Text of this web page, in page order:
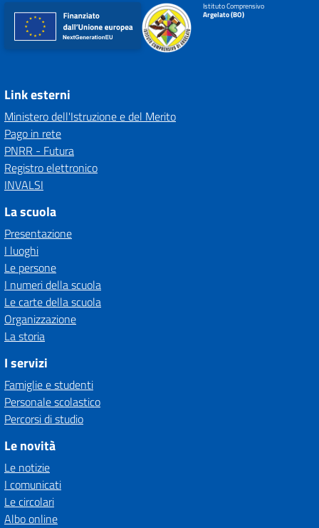
Istituto Comprensivo
Argelato (BO)
Link esterni
Ministero dell'Istruzione e del Merito
Pago in rete
PNRR - Futura
Registro elettronico
INVALSI
La scuola
Presentazione
I luoghi
Le persone
I numeri della scuola
Le carte della scuola
Organizzazione
La storia
I servizi
Famiglie e studenti
Personale scolastico
Percorsi di studio
Le novità
Le notizie
I comunicati
Le circolari
Albo online